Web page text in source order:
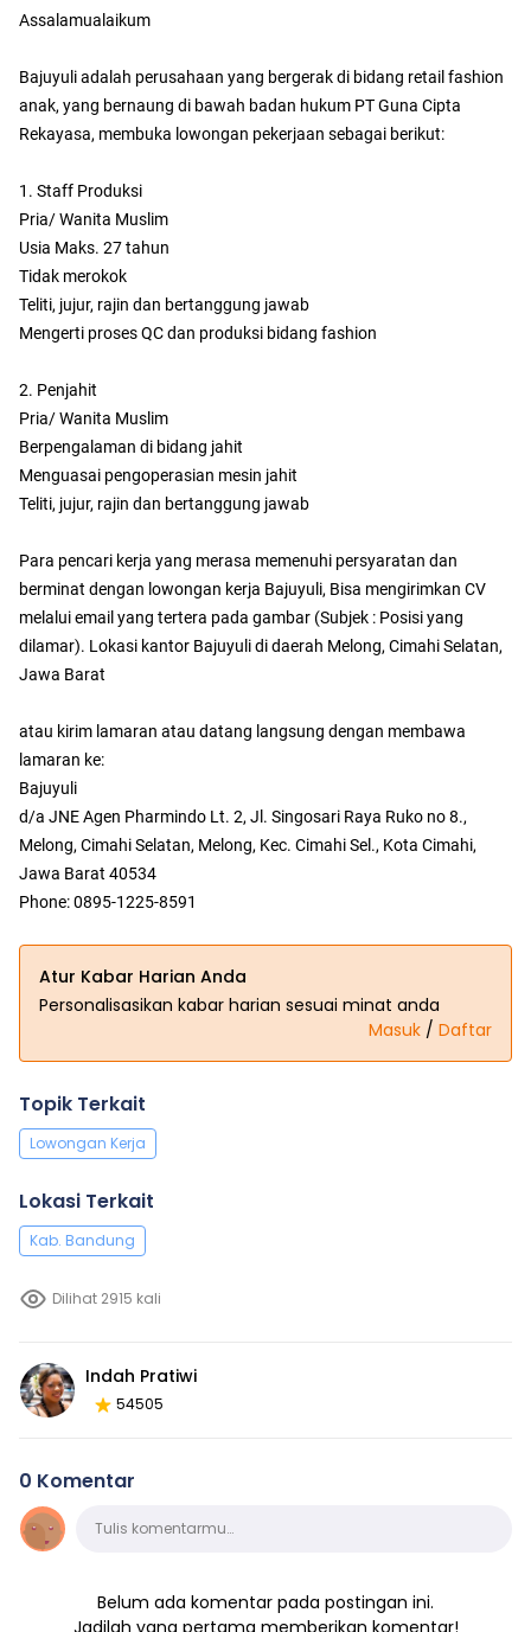
Assalamualaikum
Bajuyuli adalah perusahaan yang bergerak di bidang retail fashion
anak, yang bernaung di bawah badan hukum PT Guna Cipta
Rekayasa, membuka lowongan pekerjaan sebagai berikut:
1. Staff Produksi
Pria/ Wanita Muslim
Usia Maks. 27 tahun
Tidak merokok
Teliti, jujur, rajin dan bertanggung jawab
Mengerti proses QC dan produksi bidang fashion
2. Penjahit
Pria/ Wanita Muslim
Berpengalaman di bidang jahit
Menguasai pengoperasian mesin jahit
Teliti, jujur, rajin dan bertanggung jawab
Para pencari kerja yang merasa memenuhi persyaratan dan
berminat dengan lowongan kerja Bajuyuli, Bisa mengirimkan CV
melalui email yang tertera pada gambar (Subjek : Posisi yang
dilamar). Lokasi kantor Bajuyuli di daerah Melong, Cimahi Selatan,
Jawa Barat
atau kirim lamaran atau datang langsung dengan membawa
lamaran ke:
Bajuyuli
d/a JNE Agen Pharmindo Lt. 2, Jl. Singosari Raya Ruko no 8.,
Melong, Cimahi Selatan, Melong, Kec. Cimahi Sel., Kota Cimahi,
Jawa Barat 40534
Phone: 0895-1225-8591
Atur Kabar Harian Anda
Personalisasikan kabar harian sesuai minat anda
Masuk / Daftar
Topik Terkait
Lowongan Kerja
Lokasi Terkait
Kab. Bandung
Dilihat 2915 kali
Indah Pratiwi
54505
0 Komentar
KomentarTulis komentarmu…
Belum ada komentar pada postingan ini.